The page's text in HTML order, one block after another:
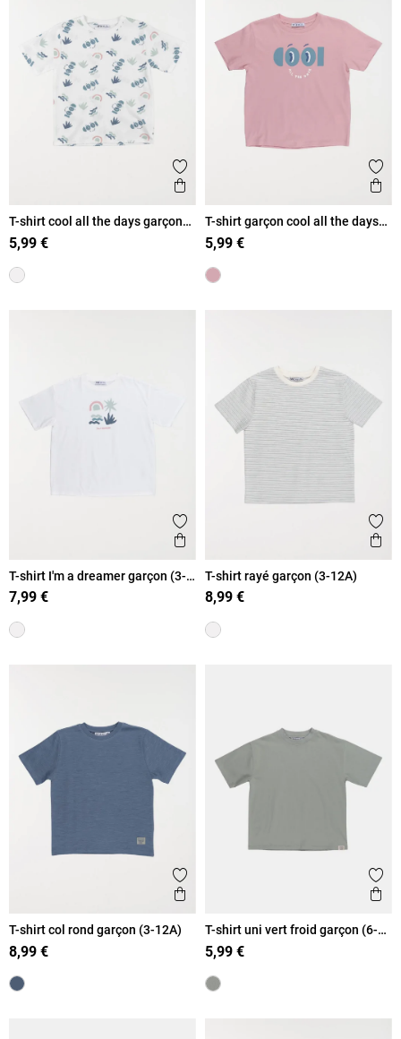
Ajouter aux favoris
Aperçu rapide
T-shirt cool all the days garçon
(3-12A)
5,99 €
T-shirt garçon cool all the days
(3-12A)
5,99 €
Ajouter aux favoris
Aperçu rapide
T-shirt I'm a dreamer garçon (3-
12A)
7,99 €
T-shirt rayé garçon (3-12A)
8,99 €
Ajouter aux favoris
Aperçu rapide
T-shirt col rond garçon (3-12A)
8,99 €
T-shirt uni vert froid garçon (6-
12A)
5,99 €